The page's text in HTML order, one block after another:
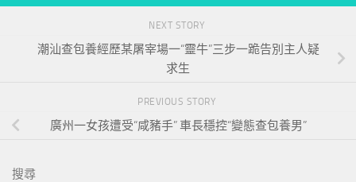
NEXT STORY
潮汕查包養經歷某屠宰場一“靈牛”三步一跪告別主人疑
求生
PREVIOUS STORY
廣州一女孩遭受“咸豬手” 車長穩控“變態查包養男”
搜尋